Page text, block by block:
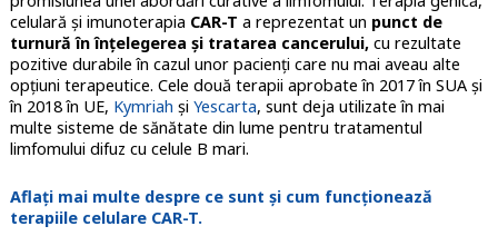
celulară și imunoterapia CAR-T a reprezentat un punct de
turnură în înțelegerea și tratarea cancerului,cu rezultate
pozitive durabile în cazul unor pacienți care nu mai aveau alte
opțiuni terapeutice. Cele două terapii aprobate în 2017 în SUA și
în 2018 în UE, Kymriah și Yescarta, sunt deja utilizate în mai
multe sisteme de sănătate din lume pentru tratamentul
limfomului difuz cu celule B mari.
Aflați mai multe despre ce sunt și cum funcționează
terapiile celulare CAR-T.